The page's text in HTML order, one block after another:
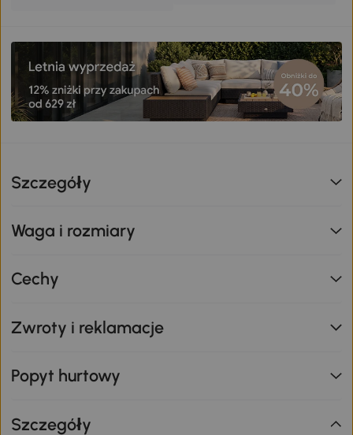
Szczegóły
Waga i rozmiary
Cechy
Zwroty i reklamacje
Popyt hurtowy
Szczegóły